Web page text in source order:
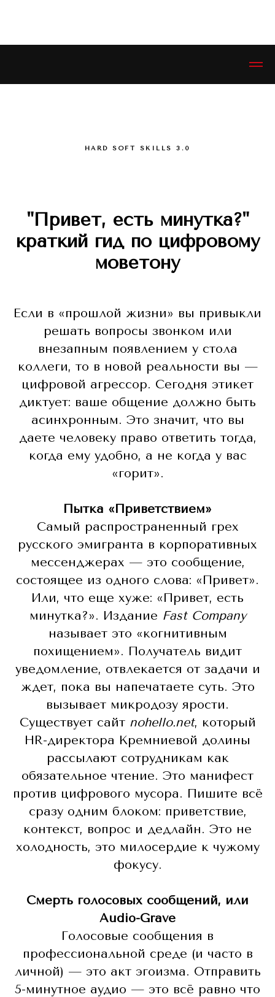
HARD SOFT SKILLS 3.0
"Привет, есть минутка?"
краткий гид по цифровому
моветону
Если в «прошлой жизни» вы привыкли
решать вопросы звонком или
внезапным появлением у стола
коллеги, то в новой реальности вы —
цифровой агрессор. Сегодня этикет
диктует: ваше общение должно быть
асинхронным. Это значит, что вы
даете человеку право ответить тогда,
когда ему удобно, а не когда у вас
«горит».
Пытка «Приветствием»
Самый распространенный грех
русского эмигранта в корпоративных
мессенджерах — это сообщение,
состоящее из одного слова: «Привет».
Или, что еще хуже: «Привет, есть
минутка?». Издание Fast Company
называет это «когнитивным
похищением». Получатель видит
уведомление, отвлекается от задачи и
ждет, пока вы напечатаете суть. Это
вызывает микродозу ярости.
Существует сайт nohello.net, который
HR-директора Кремниевой долины
рассылают сотрудникам как
обязательное чтение. Это манифест
против цифрового мусора. Пишите всё
сразу одним блоком: приветствие,
контекст, вопрос и дедлайн. Это не
холодность, это милосердие к чужому
фокусу.
Смерть голосовых сообщений, или
Audio-Grave
Голосовые сообщения в
профессиональной среде (и часто в
личной) — это акт эгоизма. Отправить
5-минутное аудио — это всё равно что